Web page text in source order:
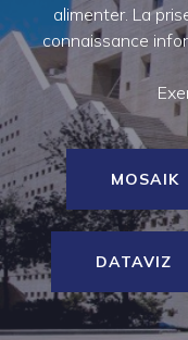
alimenter. La
connaissance
MOSAIK
DATAVIZ